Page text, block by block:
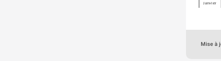
Janvier
Mise à